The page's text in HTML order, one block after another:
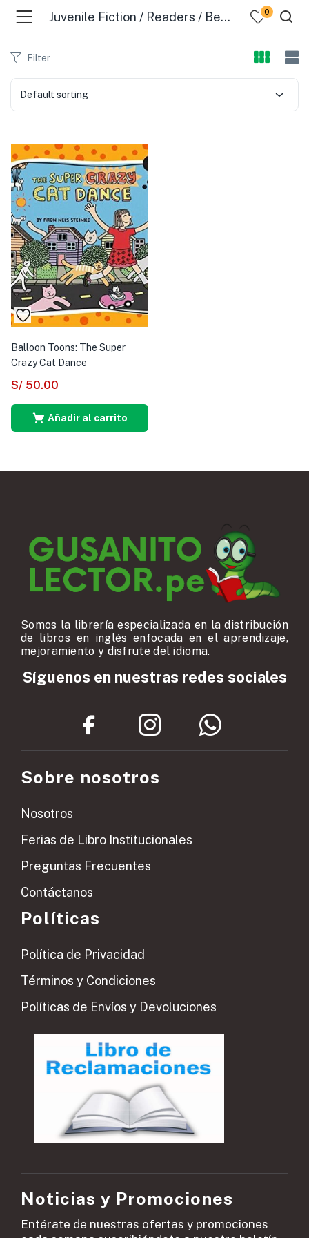
Juvenile Fiction / Readers / Beginner 0
Filter
Default sorting
Balloon Toons: The Super
Crazy Cat Dance
S/ 50.00
Añadir al carrito
Somos la librería especializada en la distribución
de libros en inglés enfocada en el aprendizaje,
mejoramiento y disfrute del idioma.
Síguenos en nuestras redes sociales
Sobre nosotros
Nosotros
Ferias de Libro Institucionales
Preguntas Frecuentes
Contáctanos
Políticas
Política de Privacidad
Términos y Condiciones
Políticas de Envíos y Devoluciones
Noticias y Promociones
Entérate de nuestras ofertas y promociones